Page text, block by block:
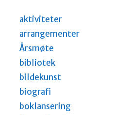
aktiviteter
arrangementer
Årsmøte
bibliotek
bildekunst
biografi
boklansering